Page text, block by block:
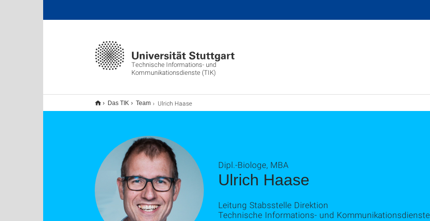
Technische Informations- und
Kommunikationsdienste (TIK)
Das TIK Team Ulrich Haase
Ulrich Haase
Dipl.-Biologe, MBA
Leitung Stabsstelle Direktion
Technische Informations- und Kommunikationsdienste